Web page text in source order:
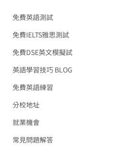
免費英語測試
免費IELTS雅思測試
免費DSE英文模擬試
英語學習技巧 BLOG
免費英語練習
分校地址
就業機會
常見問題解答